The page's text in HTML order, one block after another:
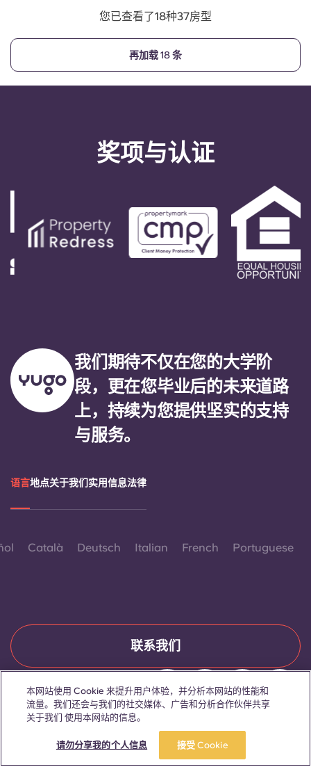
您已查看了18种37房型
再加载 18 条
奖项与认证
我们期待不仅在您的大学阶
段，更在您毕业后的未来道路
上，持续为您提供坚实的支持
与服务。
语言地点关于我们实用信息法律
Català Deutsch Italian French Portuguese
联系我们
© 2026。保留所有权利。
本网站中凡出现特定性别词汇之处，均适用于所有人，不分性别。
本网站使用 Cookie 来提升用户体验，并分析本网站的性能和
流量。我们还会与我们的社交媒体、广告和分析合作伙伴共享
关于我们 使用本网站的信息。
请勿分享我的个人信息 接受 Cookie